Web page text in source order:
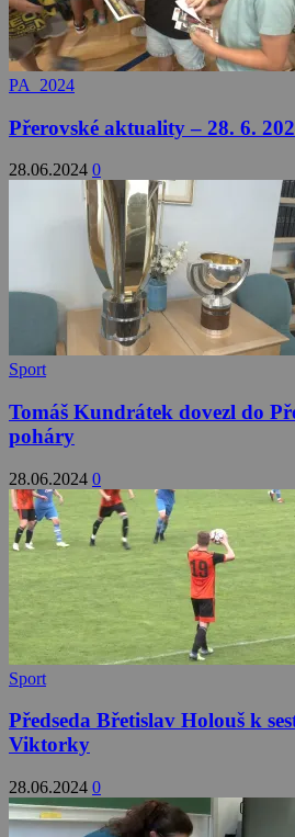
PA_2024
Přerovské aktuality – 28. 6.
28.06.2024 0
Sport
Tomáš Kundrátek dovezl do
poháry
28.06.2024 0
Sport
Předseda Břetislav Holouš k
Viktorky
28.06.2024 0